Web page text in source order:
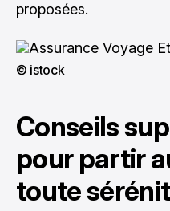
proposées.
© istock
Conseils
pour partir
toute